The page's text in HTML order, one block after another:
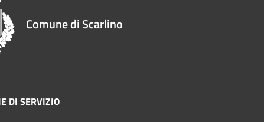
Comune di Scarlino
DI SERVIZIO